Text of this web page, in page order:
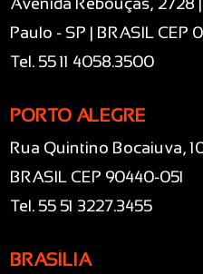
Avenida Rebouças, 2728 |
Paulo - SP | BRASIL CEP
Tel. 55 11 4058.3500
PORTO ALEGRE
Rua Quintino Bocaiuva,
BRASIL CEP 90440-051
Tel. 55 51 3227.3455
BRASÍLIA